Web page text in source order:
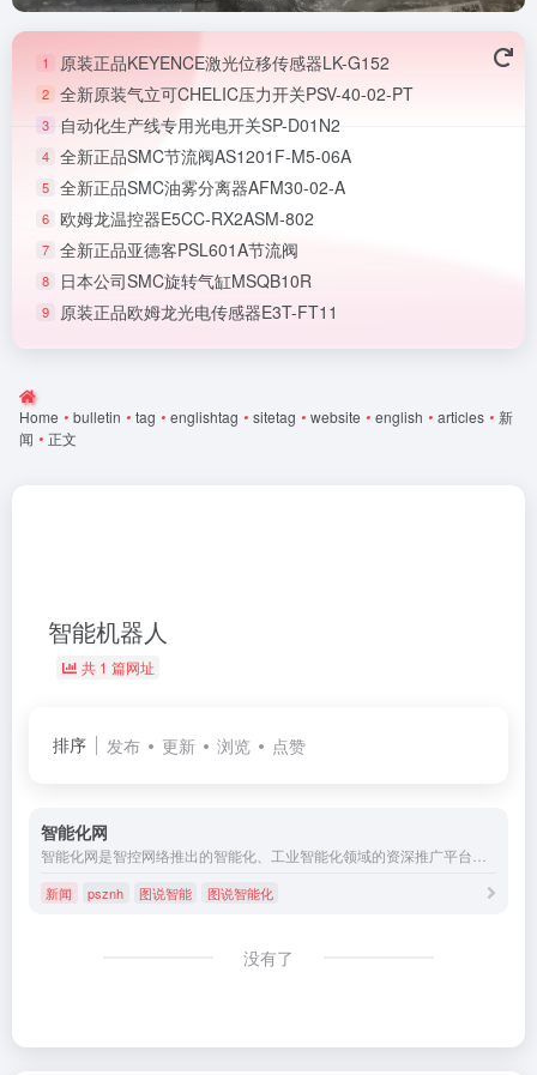
1 原装正品KEYENCE激光位移传感器LK-G152
2 全新原装气立可CHELIC压力开关PSV-40-02-PT
3 自动化生产线专用光电开关SP-D01N2
4 全新正品SMC节流阀AS1201F-M5-06A
5 全新正品SMC油雾分离器AFM30-02-A
6 欧姆龙温控器E5CC-RX2ASM-802
7 全新正品亚德客PSL601A节流阀
8 日本公司SMC旋转气缸MSQB10R
9 原装正品欧姆龙光电传感器E3T-FT11
Home • bulletin • tag • englishtag • sitetag • website • english • articles • 新
闻 • 正文
智能机器人
共 1 篇网址
排序 发布 更新 浏览 点赞
智能化网
新闻 psznh 图说智能 图说智能化
没有了